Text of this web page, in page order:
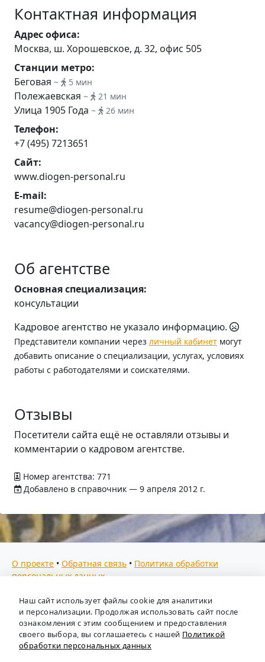
Контактная информация
Адрес офиса:
Москва, ш. Хорошевское, д. 32, офис 505
Станции метро:
Беговая ~ 5 мин
Полежаевская ~ 21 мин
Улица 1905 Года ~ 26 мин
Телефон:
+7 (495) 7213651
Сайт:
www.diogen-personal.ru
E-mail:
resume@diogen-personal.ru
vacancy@diogen-personal.ru
Об агентстве
Основная специализация:
консультации
Кадровое агентство не указало информацию.
Представители компании через личный кабинет могут
добавить описание о специализации, услугах, условиях
работы с работодателями и соискателями.
Отзывы
Посетители сайта ещё не оставляли отзывы и
комментарии о кадровом агентстве.
Номер агентства: 771
Добавлено в справочник — 9 апреля 2012 г.
О проекте • Обратная связь • Политика обработки
персональных данных
Мы собираем отзывы, составляем рейтинги и
предоставляем всю информацию о кадровых агентствах
России. Также анализируем ключевые тенденции рынка
труда: отслеживаем динамику зарплат, уровень
безработицы и общую обстановку в отрасли, чтобы вы
Наш сайт использует файлы cookie для аналитики
и персонализации. Продолжая использовать сайт после
ознакомления с этим сообщением и предоставления
своего выбора, вы соглашаетесь с нашей Политикой
обработки персональных данных